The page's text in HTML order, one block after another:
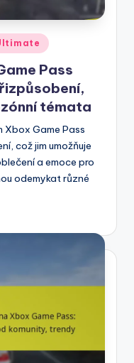
Pass
témata
Xbox Game Pass
což jim umožňuje
a emoce pro
odemykat různé